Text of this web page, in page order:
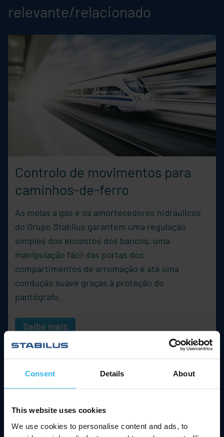
Consent Details About
This website uses cookies
We use cookies to personalise content and ads, to
relevante/relacionado
Controlo de movimentos para
caminhos-de-ferro
As molas a gás e os amortecedores hidráulicos
do Grupo Stabilus garantem uma regulação
simples dos encostos dos bancos, uma
manipulação fácil das portas dos
compartimentos de arrumação e até uma
condução suave graças à proteção do
pantógrafo.
Saiba mais